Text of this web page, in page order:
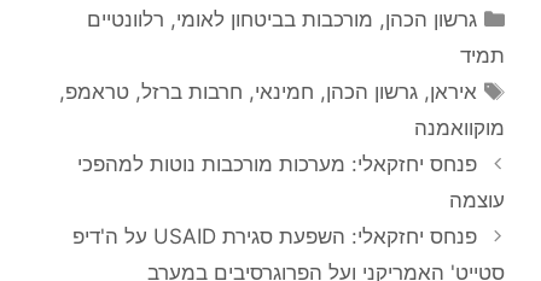
קטגוריות
גרשון הכהן, מורכבות בביטחון לאומי, רלוונטיים
תמיד
תגיות
איראן,גרשון הכהן, חמינאי, חרבות ברזל,טראמפ,
מוקוואמנה
פנחס יחזקאלי: מערכות מורכבות נוטות למהפכי
עוצמה
פנחס יחזקאלי: השפעת סגירת USAID על ה'דיפ
סטייט' האמריקני ועל הפרוגרסיבים במערב